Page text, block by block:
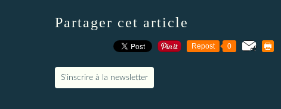
Partager cet article
Repost 0
S'inscrire à la newsletter